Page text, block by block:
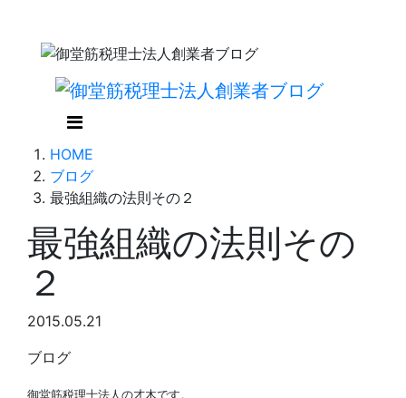
HOME
ブログ
最強組織の法則その２
最強組織の法則その
２
2015.05.21
ブログ
御堂筋税理士法人の才木です。